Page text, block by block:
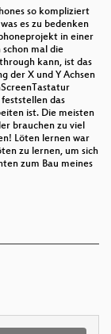
so kompliziert
es zu bedenken
in einer
mal die
kann, ist das
der X und Y Achsen
das
ist. Die meisten
brauchen zu viel
Löten lernen war
zu lernen, um sich
zum Bau meines